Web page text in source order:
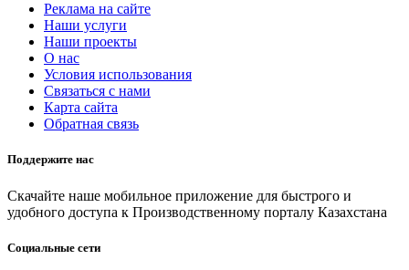
Реклама на сайте
Наши услуги
Наши проекты
О нас
Условия использования
Связаться с нами
Карта сайта
Обратная связь
Поддержите нас
Скачайте наше мобильное приложение для быстрого и
удобного доступа к Производственному порталу Казахстана
Социальные сети